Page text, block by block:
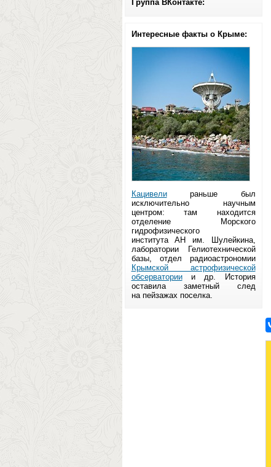
Группа ВКонтакте:
Интересные факты о Крыме:
Кацивелираньше был
исключительно научным
центром: там находится
отделение Морского
гидрофизического
института АН им. Шулейкина,
лаборатории Гелиотехнической
базы, отдел радиоастрономии
Крымской астрофизической
обсерваториии др. История
оставила заметный след
на пейзажах поселка.